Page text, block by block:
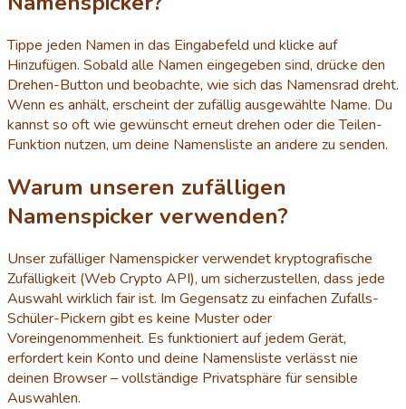
Tippe jeden Namen in das Eingabefeld und klicke auf
Hinzufügen. Sobald alle Namen eingegeben sind, drücke den
Drehen-Button und beobachte, wie sich das Namensrad dreht.
Wenn es anhält, erscheint der zufällig ausgewählte Name. Du
kannst so oft wie gewünscht erneut drehen oder die Teilen-
Funktion nutzen, um deine Namensliste an andere zu senden.
Warum unseren zufälligen
Namenspicker verwenden?
Unser zufälliger Namenspicker verwendet kryptografische
Zufälligkeit (Web Crypto API), um sicherzustellen, dass jede
Auswahl wirklich fair ist. Im Gegensatz zu einfachen Zufalls-
Schüler-Pickern gibt es keine Muster oder
Voreingenommenheit. Es funktioniert auf jedem Gerät,
erfordert kein Konto und deine Namensliste verlässt nie
deinen Browser – vollständige Privatsphäre für sensible
Auswahlen.